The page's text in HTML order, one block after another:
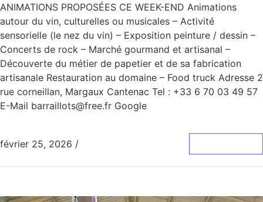
ANIMATIONS PROPOSÉES CE WEEK-END Animations
autour du vin, culturelles ou musicales – Activité
sensorielle (le nez du vin) – Exposition peinture / dessin –
Concerts de rock – Marché gourmand et artisanal –
Découverte du métier de papetier et de sa fabrication
artisanale Restauration au domaine – Food truck Adresse 2
rue corneillan, Margaux Cantenac Tel : +33 6 70 03 49 57
E-Mail barraillots@free.fr Google
février 25, 2026 /